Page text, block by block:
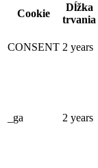
Cookie
Dĺžka
trvania
CONSENT 2 years
_ga 2 years